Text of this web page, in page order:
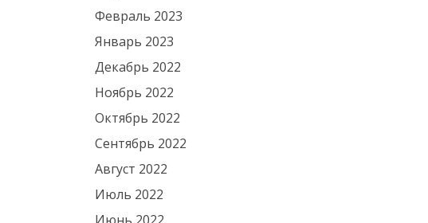
Февраль 2023
Январь 2023
Декабрь 2022
Ноябрь 2022
Октябрь 2022
Сентябрь 2022
Август 2022
Июль 2022